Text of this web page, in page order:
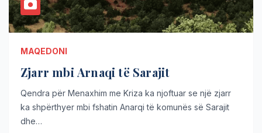
MAQEDONI
Zjarr mbi Arnaqi të Sarajit
Qendra për Menaxhim me Kriza ka njoftuar se një zjarr
ka shpërthyer mbi fshatin Anarqi të komunës së Sarajit
dhe…